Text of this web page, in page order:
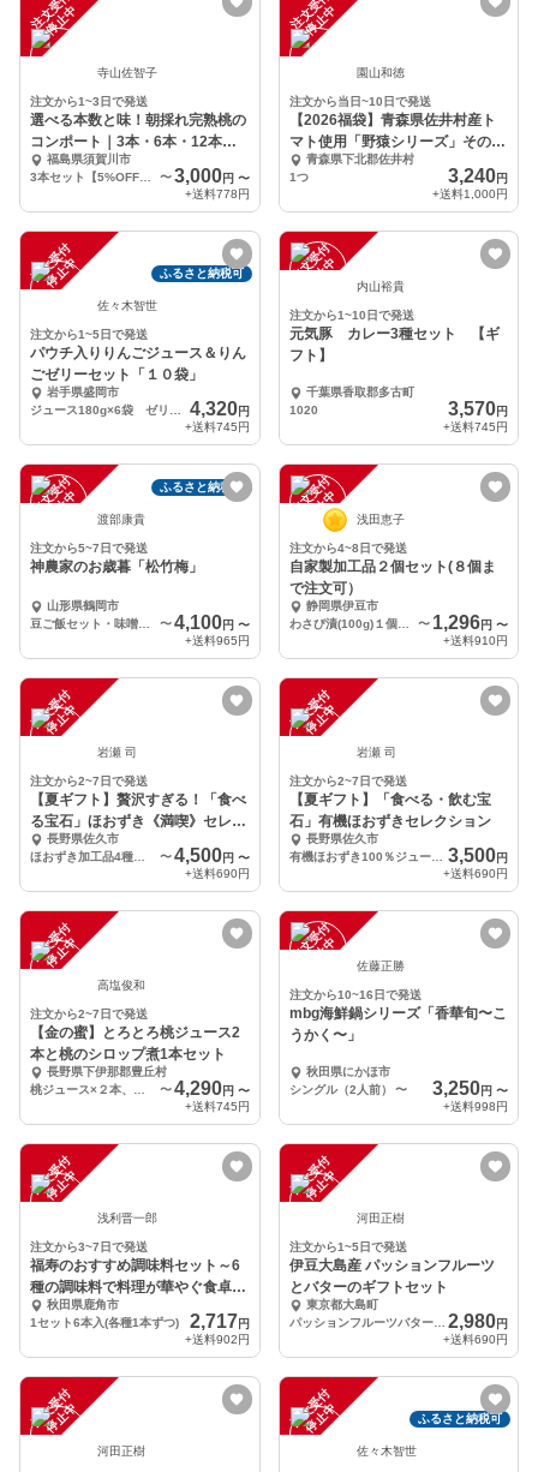
注
文
受
付
停
止
中
寺山佐智子
注文から1~3日で発送
選べる本数と味！朝採れ完熟桃の
コンポート｜3本・6本・12本
（加糖・無糖）
福島県須賀川市
〜 3,000円 〜
+送料778円
注
文
受
付
停
止
中
園山和徳
注文から当日~10日で発送
【2026福袋】青森県佐井村産ト
マト使用「野猿シリーズ」その他
詰め合わせセット
青森県下北郡佐井村
1つ
3,240円
+送料1,000円
注
文
受
付
停
止
中 ふるさと納税可
佐々木智世
注文から1~5日で発送
パウチ入りりんごジュース＆りん
ごゼリーセット「１０袋」
岩手県盛岡市
4,320円
+送料745円
注
文
受
付
停
止
中 内山裕貴
注文から1~10日で発送
元気豚 カレー3種セット 【ギ
フト】
千葉県香取郡多古町
1020
3,570円
+送料745円
注
文
受
付
停
止
中
ふるさと納税可
渡部康貴
注文から5~7日で発送
神農家のお歳暮「松竹梅」
山形県鶴岡市
〜 4,100円 〜
+送料965円
注
文
受
付
停
止
中 浅田恵子
注文から4~8日で発送
自家製加工品２個セット(８個ま
で注文可）
静岡県伊豆市
〜 1,296円 〜
+送料910円
注
文
受
付
停
止
中
岩瀬 司
注文から2~7日で発送
【夏ギフト】贅沢すぎる！「食べ
る宝石」ほおずき《満喫》セレク
ション
長野県佐久市
〜 4,500円 〜
+送料690円
注
文
受
付
停
止
中
岩瀬 司
注文から2~7日で発送
【夏ギフト】「食べる・飲む宝
石」有機ほおずきセレクション
長野県佐久市
有機ほおずき100％ジュース×1本・有機ドライほおずき×3袋
3,500円
+送料690円
注
文
受
付
停
止
中
高塩俊和
注文から2~7日で発送
【金の蜜】とろとろ桃ジュース2
本と桃のシロップ煮1本セット
長野県下伊那郡豊丘村
〜 4,290円 〜
+送料745円
注
文
受
付
停
止
中 佐藤正勝
注文から10~16日で発送
mbg海鮮鍋シリーズ「香華旬〜こ
うかく〜」
秋田県にかほ市
シングル（2人前）
〜 3,250円 〜
+送料998円
注
文
受
付
停
止
中
浅利晋一郎
注文から3~7日で発送
福寿のおすすめ調味料セット～6
種の調味料で料理が華やぐ食卓に
～ 秋田県鹿角市
1セット6本入(各種1本ずつ)
2,717 円
+送料902円
注
文
受
付
停
止
中
河田正樹
注文から1~5日で発送
伊豆大島産 パッションフルーツ
とバターのギフトセット
東京都大島町
パッションフルーツバター１瓶＋パッションフルーツ６個入り
2,980円
+送料690円
注
文
受
付
停
止
中
河田正樹
注
文
受
付
停
止
中 ふるさと納税可
佐々木智世